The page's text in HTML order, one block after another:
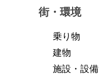
街・環境
乗り物
建物
施設・設備